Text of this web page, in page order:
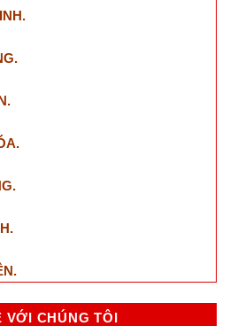
.
.
.
.
.
.
.
VỚI CHÚNG TÔI